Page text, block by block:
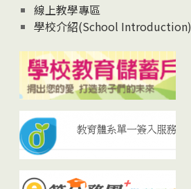
線上教學專區
學校介紹(School Introduction)